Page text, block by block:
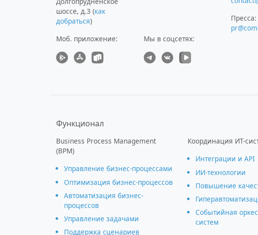
шоссе, д.3 (как
добраться)
Моб. приложение: Мы в соцсетях:
Пресса:
Функционал
Business Process Management
(BPM)
Управление бизнес-процессами
Оптимизация бизнес-процессов
Автоматизация бизнес-
процессов
Управление задачами
Поддержка сценариев
Координация ИТ-
Интеграции и АРІ
ИИ-технологии
Повышение
Событийная
систем